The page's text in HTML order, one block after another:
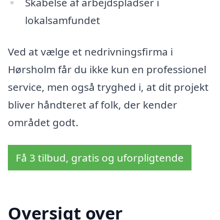
lokalsamfundet
Ved at vælge et nedrivningsfirma i
Hørsholm får du ikke kun en professionel
service, men også tryghed i, at dit projekt
bliver håndteret af folk, der kender
området godt.
Få 3 tilbud, gratis og uforpligtende
Oversigt over